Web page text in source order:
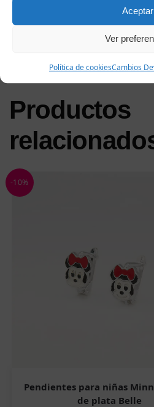
Aceptar
Ver
Política de cookiesCambios
convirtiéndolo en uno especial.
Molly se entrega en una elegante
certificado de calidad, para que la
Productos
-10%
Pendientes para niñas
de plata Belle